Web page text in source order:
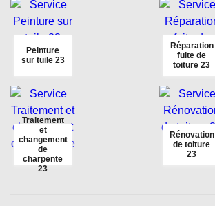
Peinture
sur tuile 23
Réparation
fuite de
toiture 23
Traitement
et
changement
de
charpente
23
Rénovation
de toiture
23